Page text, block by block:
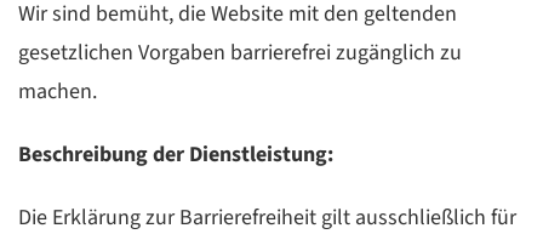
VERANSTALTUNGEN
LESERREISEN
Wir sind bemüht, die Website mit den geltenden
gesetzlichen Vorgaben barrierefrei zugänglich zu
machen.
Beschreibung der Dienstleistung:
Die Erklärung zur Barrierefreiheit gilt ausschließlich für